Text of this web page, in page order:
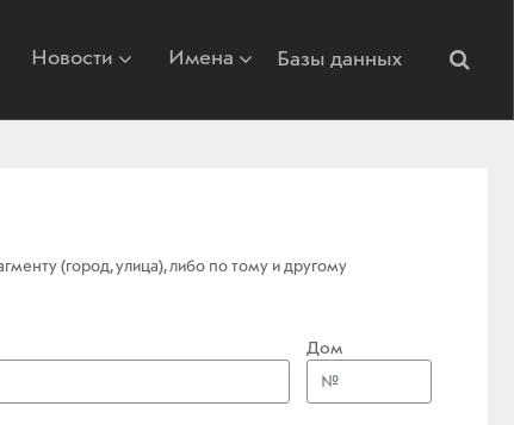
Новости Имена Базы данных
(город, улица), либо по тому и другому
Дом